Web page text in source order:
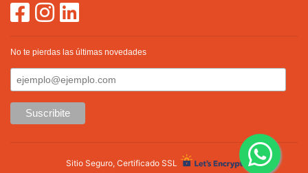
No te pierdas las últimas novedades
Sitio Seguro, Certificado SSL